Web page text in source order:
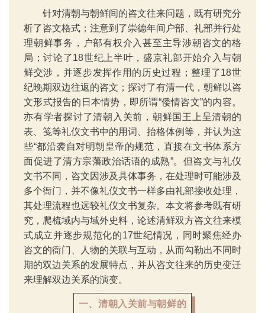
针对清朝与朝鲜间的咨文往来问题，既有研究分
析了咨文格式；注意到了崇德年间户部、礼部并行处
理朝鲜事务，户部有权介入甚至主导涉朝咨文的格
局；讨论了18世纪上半叶，盛京礼部开始介入与朝
鲜交涉，并逐步发挥作用的历史过程；整理了18世
纪晚期双边往返的咨文；探讨了有清一代，朝鲜以咨
文形式报告的日本情势，即所谓“倭情咨文”的内容。
亦有学者探讨了清朝入关前，朝鲜国王上呈清朝的
表、笺等礼仪文书中的用词、抬格体例等，并认为这
些“都沿袭自对明朝皇帝的规范，直接在文书体系方
面促进了清方宗藩政治话语的成熟”。但咨文与礼仪
文书不同，咨文因涉及具体事务，在处理时可能涉及
多个衙门，并不像礼仪文书一样多由礼部接收处理，
其处理流程也远较礼仪文书复杂。本文将参考既有研
究，爬梳域内与域外史料，论述清鲜双方咨文往来模
式成立并逐步规范化的17世纪情况，同时聚焦经办
咨文的衙门、人物的关联与互动，从而勾勒出不同时
期的双边关系的发展特点，并从咨文往来的历史变迁
来理解双边关系的演变。
一、清朝入关前与朝鲜的